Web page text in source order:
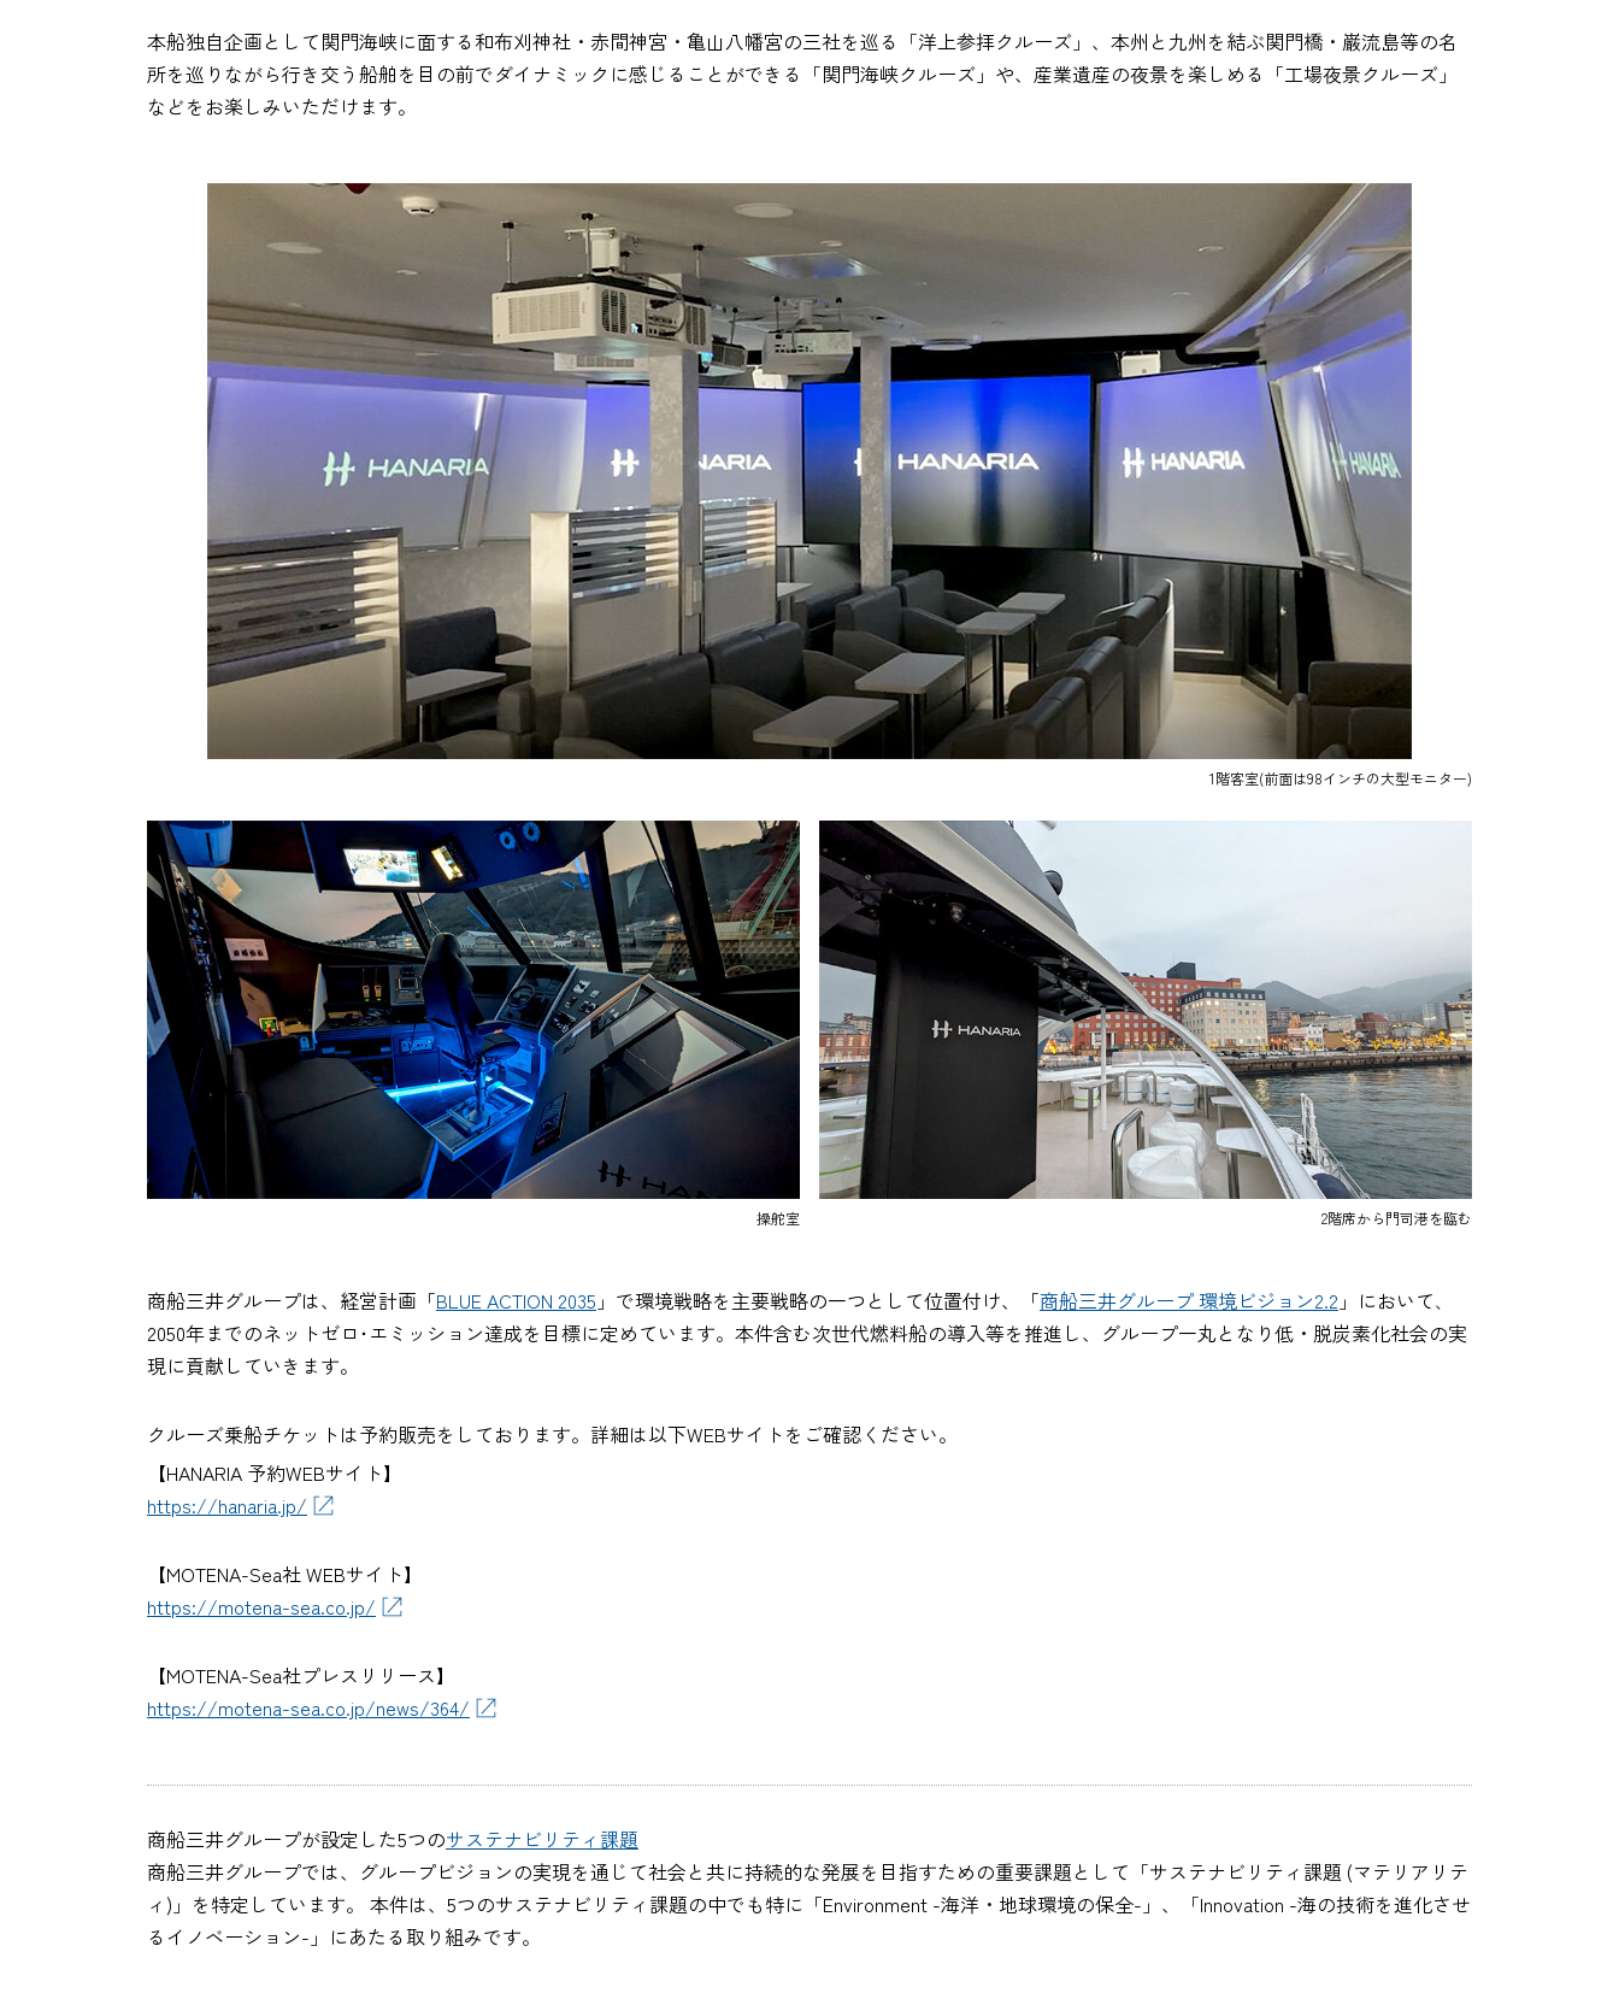
本船独自企画として関門海峡に面する和布刈神社・赤間神宮・亀山八幡宮の三社を巡る「洋上参拝クルーズ」、本州と九州を結ぶ関門橋・巌流島等の名
所を巡りながら行き交う船舶を目の前でダイナミックに感じることができる「関門海峡クルーズ」や、産業遺産の夜景を楽しめる「工場夜景クルーズ」
などをお楽しみいただけます。
1階客室(前面は98インチの大型モニター)
操舵室 2階席から門司港を臨む
商船三井グループは、経営計画「BLUE ACTION 2035 」で環境戦略を主要戦略の一つとして位置付け、「商船三井グループ 環境ビジョン2.2 」において､
2050年までのネットゼロ･エミッション達成を目標に定めています。本件含む次世代燃料船の導入等を推進し、グループ一丸となり低・脱炭素化社会の実
現に貢献していきます。
クルーズ乗船チケットは予約販売をしております。詳細は以下WEBサイトをご確認ください。
【HANARIA 予約WEBサイト】
https://hanaria.jp/
【MOTENA-Sea社 WEBサイト】
https://motena-sea.co.jp/
【MOTENA-Sea社プレスリリース】
https://motena-sea.co.jp/news/364/
商船三井グループが設定した5つのサステナビリティ課題
商船三井グループでは、グループビジョンの実現を通じて社会と共に持続的な発展を目指すための重要課題として「サステナビリティ課題 (マテリアリテ
ィ)」を特定しています。 本件は、5つのサステナビリティ課題の中でも特に「Environment -海洋・地球環境の保全-」、「Innovation -海の技術を進化させ
るイノベーション-」にあたる取り組みです。